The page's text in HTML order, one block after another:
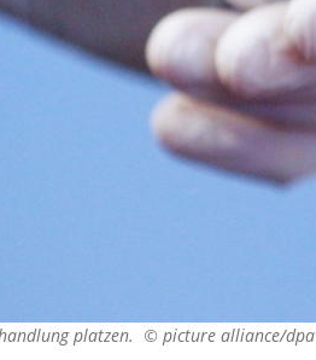
platzen. © picture alliance/dpa